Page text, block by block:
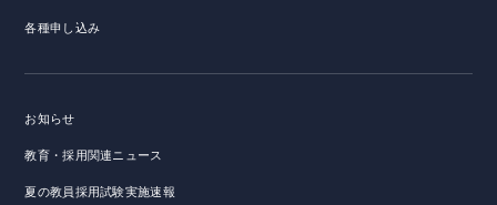
各種申し込み
お知らせ
教育・採用関連ニュース
夏の教員採用試験実施速報